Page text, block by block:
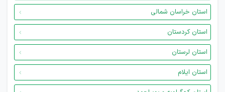
استان خراسان شمالی
استان کردستان
استان لرستان
استان ایلام